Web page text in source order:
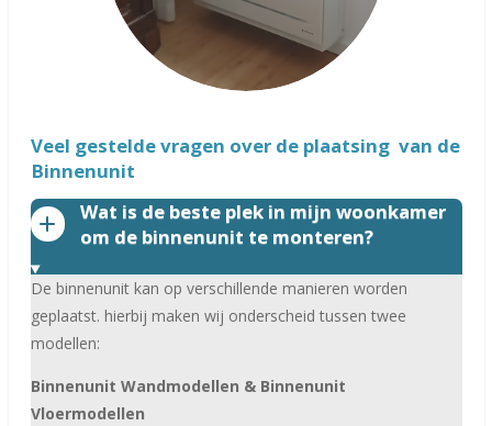
Veel gestelde vragen over de plaatsing van de
Binnenunit
Wat is de beste plek in mijn woonkamer
om de binnenunit te monteren?
De binnenunit kan op verschillende manieren worden
geplaatst. hierbij maken wij onderscheid tussen twee
modellen:
Binnenunit Wandmodellen & Binnenunit
Vloermodellen